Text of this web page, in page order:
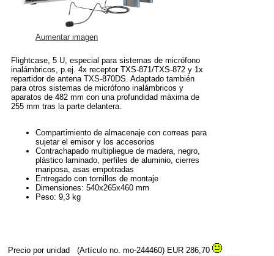
Aumentar imagen
Flightcase, 5 U, especial para sistemas de micrófono
inalámbricos, p.ej. 4x receptor TXS-871/TXS-872 y 1x
repartidor de antena TXS-870DS. Adaptado también
para otros sistemas de micrófono inalámbricos y
aparatos de 482 mm con una profundidad máxima de
255 mm tras la parte delantera.
Compartimiento de almacenaje con correas para
sujetar el emisor y los accesorios
Contrachapado multipliegue de madera, negro,
plástico laminado, perfiles de aluminio, cierres
mariposa, asas empotradas
Entregado con tornillos de montaje
Dimensiones: 540x265x460 mm
Peso: 9,3 kg
Precio por unidad (Artículo no. mo-244460) EUR 286,70